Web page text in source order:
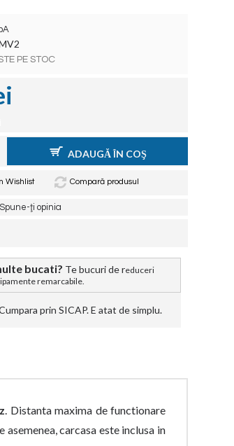
PE STOC
ADAUGĂ ÎN COŞ
Wishlist Compară produsul
Spune-ţi opinia
bucati? Te bucuri de reduceri
remarcabile.
prin SICAP. E atat de simplu.
. Distanta maxima de functionare
carcasa este inclusa in